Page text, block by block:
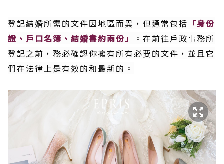
登記結婚所需的文件因地區而異，但通常包括 「身份
證、戶口名簿、結婚書約兩份」
。在前往戶政事務所
登記之前，務必確認你擁有所有必要的文件，並且它
們在法律上是有效的和最新的。